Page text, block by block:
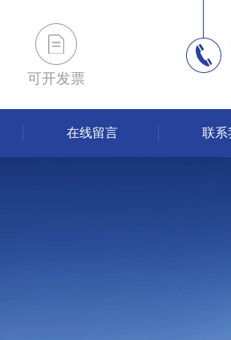
可开发票
在线留言 联系